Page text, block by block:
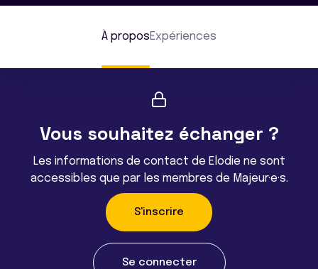
À proposExpériences
Vous souhaitez échanger ?
Les informations de contact de Elodie ne sont
accessibles que par les membres de Majeur·e·s.
S'inscrire
Se connecter